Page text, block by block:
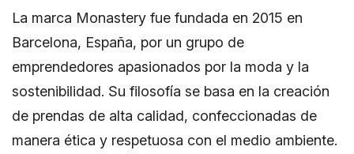
La marca Monastery fue fundada en 2015 en
Barcelona, España, por un grupo de
emprendedores apasionados por la moda y la
sostenibilidad. Su filosofía se basa en la creación
de prendas de alta calidad, confeccionadas de
manera ética y respetuosa con el medio ambiente.